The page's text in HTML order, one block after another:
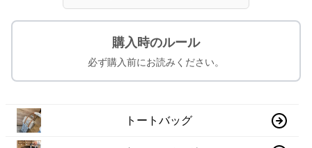
購入時のルール
必ず購入前にお読みください。
トートバッグ